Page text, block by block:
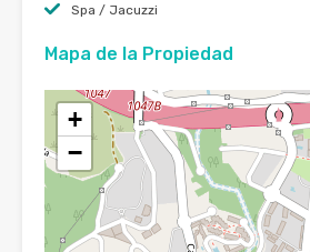
Spa / Jacuzzi
Mapa de la Propiedad
+
−